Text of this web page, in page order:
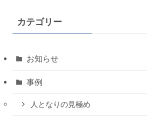
カテゴリー
お知らせ
事例
人となりの見極め